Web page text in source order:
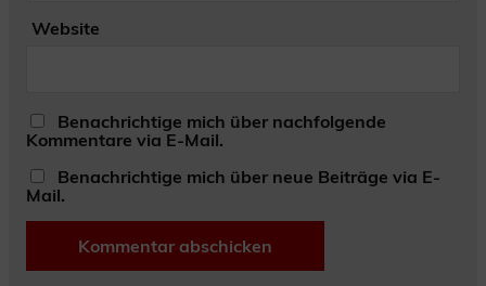
Website
Benachrichtige mich über nachfolgende
Kommentare via E-Mail.
Benachrichtige mich über neue Beiträge via E-
Mail.